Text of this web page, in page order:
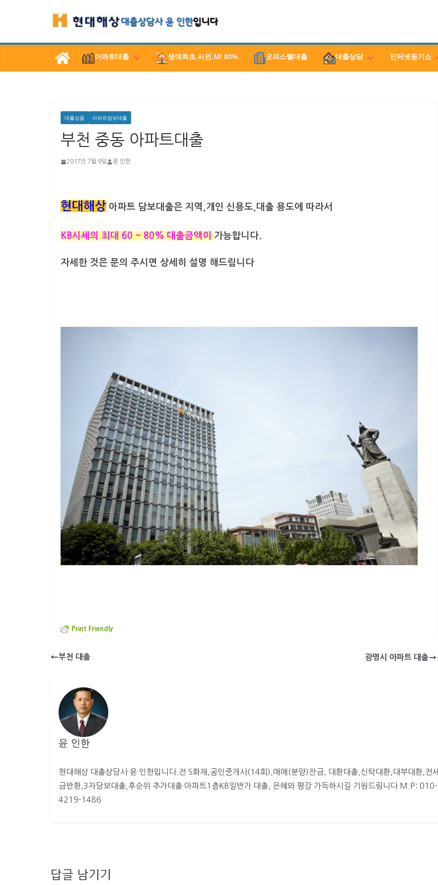
로
아파트대출 생애최초.서민.MI 80% 오피스텔대출 대출상담 인터넷등기소
대출상품 아파트담보대출
부천 중동 아파트대출
2017년 7월 9일 윤 인한
현대해상 아파트 담보대출은 지역,개인 신용도,대출 용도에 따라서
KB시세의 최대 60 ~ 80% 대출금액이 가능합니다.
자세한 것은 문의 주시면 상세히 설명 해드림니다
Print Friendly
부천 대출 광명시 아파트 대출
윤 인한
현대해상 대출상담사 윤 인한입니다.전 S화재,공인중개사(14회),매매(분양)잔금, 대환대출,신탁대환,대부대환,전세
금반환,3자담보대출,후순위 추가대출 아파트1층KB일반가 대출, 은혜와 평강 가득하시길 기원드림니다 M.P: 010-
4219-1486
답글 남기기